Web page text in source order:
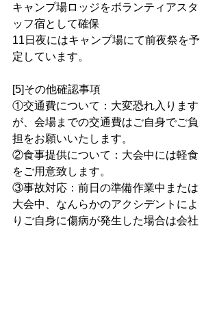
キャンプ場ロッジをボランティアスタ
ッフ宿として確保
11日夜にはキャンプ場にて前夜祭を予
定しています。
[5]その他確認事項
①交通費について：大変恐れ入ります
が、会場までの交通費はご自身でご負
担をお願いいたします。
②食事提供について：大会中には軽食
をご用意致します。
③事故対応：前日の準備作業中または
大会中、なんらかのアクシデントによ
りご自身に傷病が発生した場合は会社